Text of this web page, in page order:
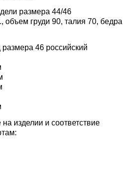
размера 44/46
объем груди 90, талия 70, бедра
размера 46 российский
изделии и соответствие